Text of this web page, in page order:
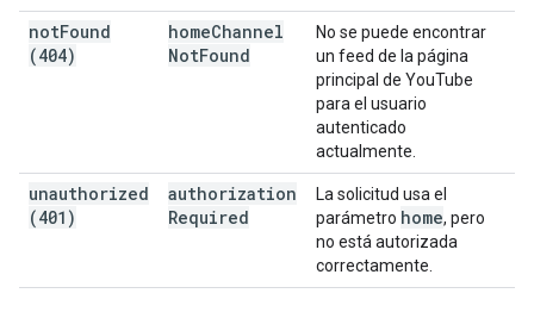
notFound
(404)
homeChannel
NotFound
No se puede encontrar
un feed de la página
principal de YouTube
para el usuario
autenticado
actualmente.
unauthorized
(401)
authorization
Required
La solicitud usa el
parámetro home, pero
no está autorizada
correctamente.